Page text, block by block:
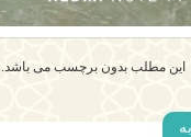
این مطلب بدون برچسب می باشد.